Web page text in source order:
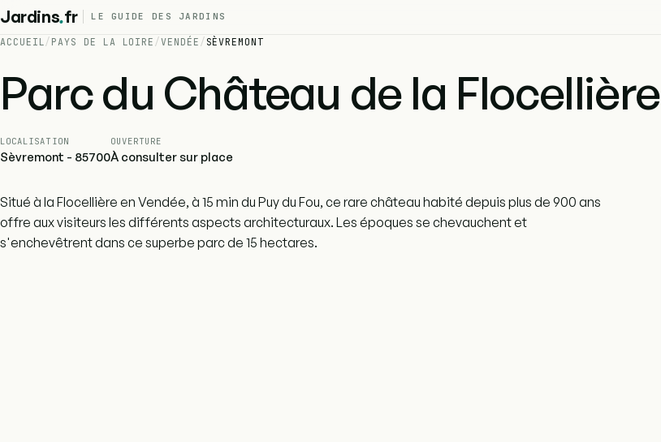
Jardins.fr LE GUIDE DES JARDINS
ACCUEIL / PAYS DE LA LOIRE /VENDÉE / SÈVREMONT
Parc du Château de la Flocellière
LOCALISATION
Sèvremont - 85700
OUVERTURE
À consulter sur place
Situé à la Flocellière en Vendée, à 15 min du Puy du Fou, ce rare château habité depuis plus de 900 ans
offre aux visiteurs les différents aspects architecturaux. Les époques se chevauchent et
s'enchevêtrent dans ce superbe parc de 15 hectares.